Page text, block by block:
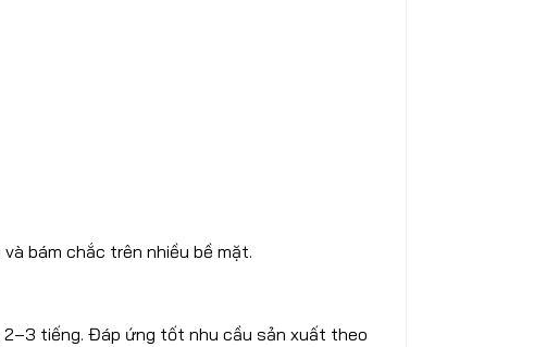
bám chắc trên nhiều bề mặt.
tiếng. Đáp ứng tốt nhu cầu sản xuất theo